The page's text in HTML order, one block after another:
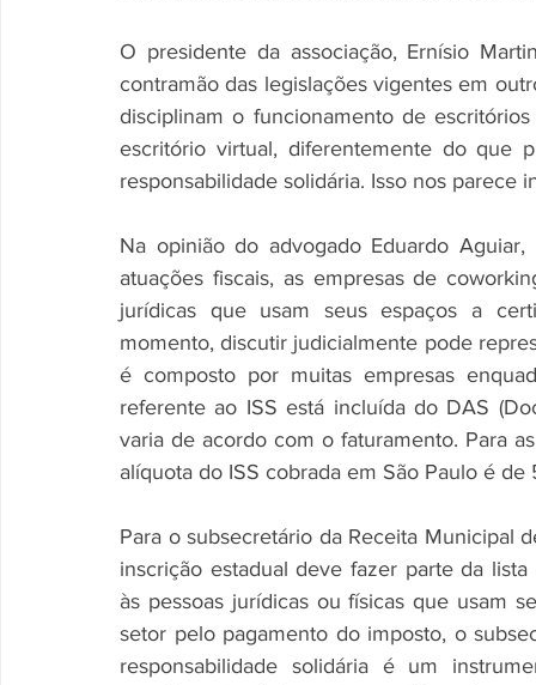
O presidente da associação, Ernísio
contramão das legislações vigentes em
disciplinam o funcionamento de
escritório virtual, diferentemente do que
responsabilidade solidária. Isso nos parece
Na opinião do advogado Eduardo
atuações fiscais, as empresas de
jurídicas que usam seus espaços a
momento, discutir judicialmente pode
é composto por muitas empresas
referente ao ISS está incluída do DAS
varia de acordo com o faturamento. Para
alíquota do ISS cobrada em São Paulo é de
Para o subsecretário da Receita Municipal
inscrição estadual deve fazer parte da
às pessoas jurídicas ou físicas que usam
setor pelo pagamento do imposto, o
responsabilidade solidária é um